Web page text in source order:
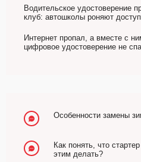
Водительское удостоверение
клуб: автошколы роняют
Интернет пропал, а вместе с
цифровое удостоверение не
Особенности замены
Как понять, что
этим делать?